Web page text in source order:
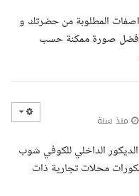
المطلوبة من حضرتك و
افضل صورة ممكنة حسب
منذ سنة
الداخلي للكوفي شوب
محلات تجارية ذات